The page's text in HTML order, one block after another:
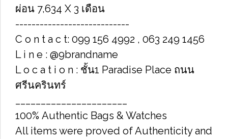
ผ่อน 7,634 X 3 เดือน
----------------------------
C o n t a c t: 099 156 4992 , 063 249 1456
L i n e : @9brandname
L o c a t i o n : ชั้น1 Paradise Place ถนน
ศรีนครินทร์
100% Authentic Bags & Watches
All items were proved of Authenticity and